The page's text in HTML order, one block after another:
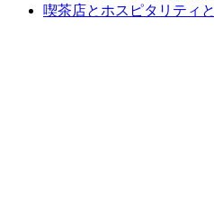
喫茶店とホスピタリティと